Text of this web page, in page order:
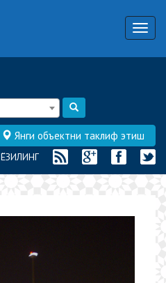
Янги объектни таклиф этиш
ЁЗИЛИНГ